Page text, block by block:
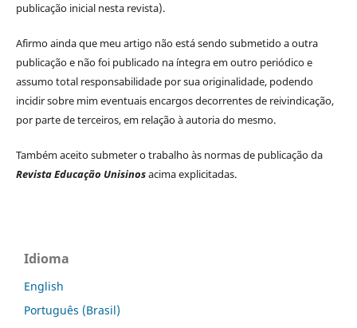
publicação inicial nesta revista).
Afirmo ainda que meu artigo não está sendo submetido a outra
publicação e não foi publicado na íntegra em outro periódico e
assumo total responsabilidade por sua originalidade, podendo
incidir sobre mim eventuais encargos decorrentes de reivindicação,
por parte de terceiros, em relação à autoria do mesmo.
Também aceito submeter o trabalho às normas de publicação da
Revista Educação Unisinosacima explicitadas.
Idioma
English
Português (Brasil)